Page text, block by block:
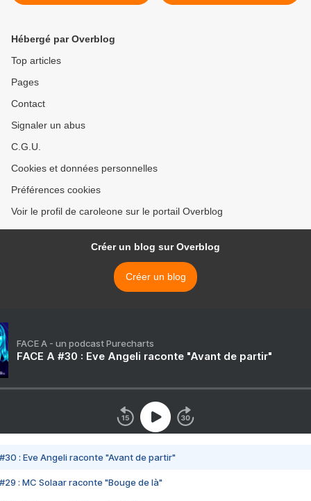
Caciques Williche de
et s'enfoncent dans la selva
Hébergé par Overblog
Top articles
Pages
Contact
Signaler un abus
C.G.U.
Cookies et données personnelles
Préférences cookies
Voir le profil de caroleone sur le portail Overblog
Créer un blog sur Overblog
Créer un blog
FACE A - un podcast Purecharts
FACE A #30 : Eve Angeli raconte "Avant de partir"
#30 : Eve Angeli raconte "Avant de partir"
#29 : MC Solaar raconte "Bouge de là"